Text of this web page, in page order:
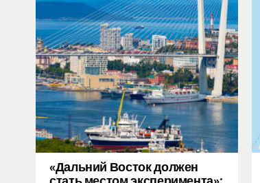
«Дальний Восток должен